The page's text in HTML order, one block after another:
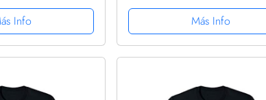
mm para 19
Info
aniversario original Postal feliz
cumpleaños chicas y chicos...
Más Info